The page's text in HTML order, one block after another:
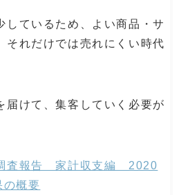
しているため、よい商品・サ
それだけでは売れにくい時代
届けて、集客していく必要が
査報告 家計収支編 2020
の概要